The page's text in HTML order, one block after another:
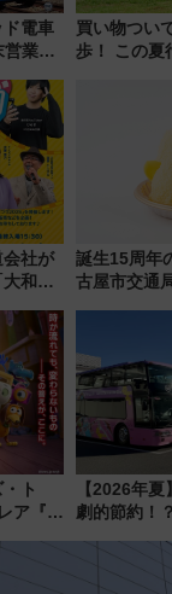
ド電車
営業運
買い物つい
歩！ この夏
会社が
和鉄
誕生15周年
古屋市交通
ト
ア『ロ
【2026年
劇的節約！
温泉の最強